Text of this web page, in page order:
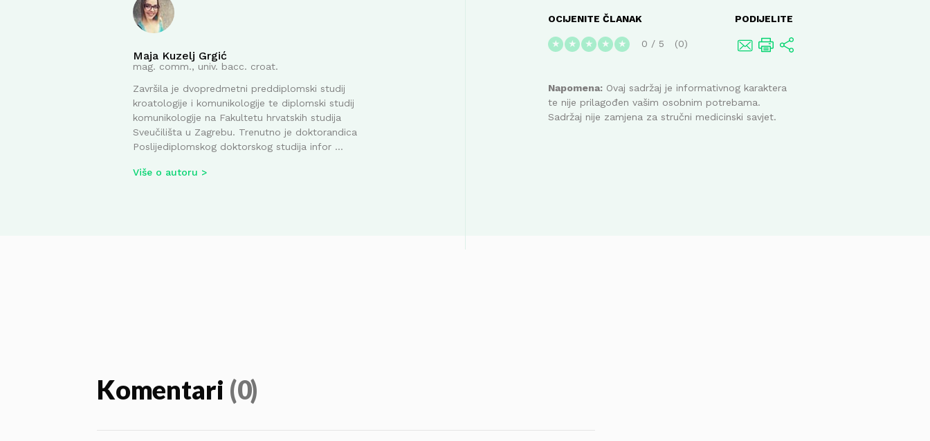
Maja Kuzelj Grgić
mag. comm., univ. bacc. croat.
Završila je dvopredmetni preddiplomski studij
kroatologije i komunikologije te diplomski studij
komunikologije na Fakultetu hrvatskih studija
Sveučilišta u Zagrebu. Trenutno je doktorandica
Poslijediplomskog doktorskog studija infor ...
Više o autoru
OCIJENITE ČLANAK
★ ★ ★ ★ ★ 0 / 5 0
PODIJELITE
Napomena: Ovaj sadržaj je informativnog karaktera
te nije prilagođen vašim osobnim potrebama.
Sadržaj nije zamjena za stručni medicinski savjet.
Komentari (0)